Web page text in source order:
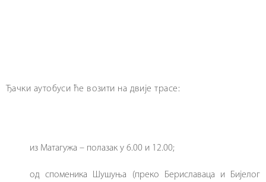
Ђачки аутобуси ће возити на двије трасе:
из Матагужа – полазак у 6.00 и 12.00;
од споменика Шушуња (преко Бериславаца и Бијелог